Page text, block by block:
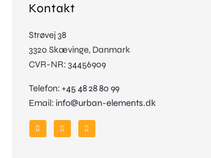
Kontakt
Strøvej 38
3320 Skævinge, Danmark
CVR-NR: 34456909
Telefon: +45 48 28 80 99
Email: info@urban-elements.dk